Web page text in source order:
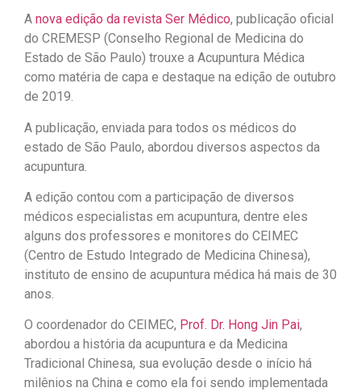
A nova edição da revista Ser Médico, publicação oficial
do CREMESP (Conselho Regional de Medicina do
Estado de São Paulo) trouxe a Acupuntura Médica
como matéria de capa e destaque na edição de outubro
de 2019.
A publicação, enviada para todos os médicos do
estado de São Paulo, abordou diversos aspectos da
acupuntura.
A edição contou com a participação de diversos
médicos especialistas em acupuntura, dentre eles
alguns dos professores e monitores do CEIMEC
(Centro de Estudo Integrado de Medicina Chinesa),
instituto de ensino de acupuntura médica há mais de 30
anos.
O coordenador do CEIMEC, Prof. Dr. Hong Jin Pai,
abordou a história da acupuntura e da Medicina
Tradicional Chinesa, sua evolução desde o início há
milênios na China e como ela foi sendo implementada